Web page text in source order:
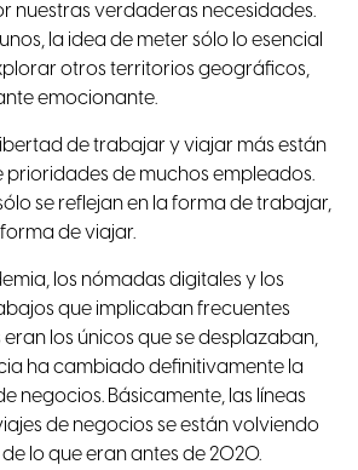
nuestras verdaderas necesidades.
la idea de meter sólo lo esencial
otros territorios geográficos,
emocionante.
de trabajar y viajar más están
prioridades de muchos empleados.
se reflejan en la forma de trabajar,
de viajar.
los nómadas digitales y los
que implicaban frecuentes
los únicos que se desplazaban,
ha cambiado definitivamente la
negocios. Básicamente, las líneas
de negocios se están volviendo
lo que eran antes de 2020.